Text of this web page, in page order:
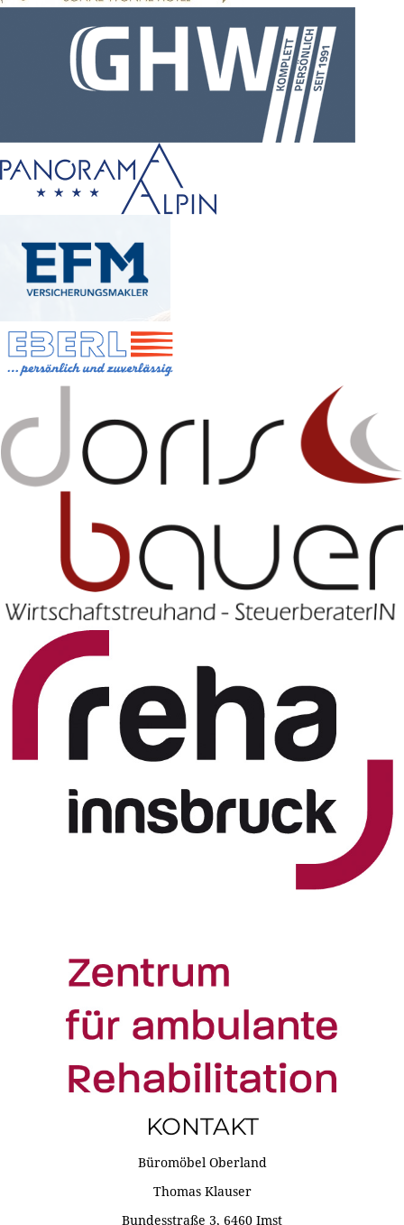
KONTAKT
Büromöbel Oberland
Thomas Klauser
Bundesstraße 3, 6460 Imst